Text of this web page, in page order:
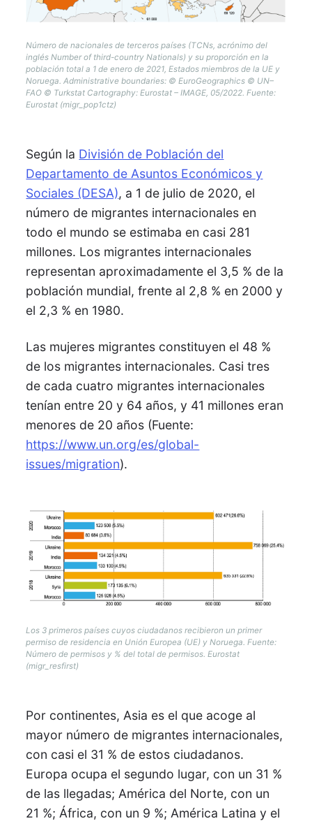
Número de nacionales de terceros países (TCNs, acrónimo del
inglés Number of third-country Nationals) y su proporción en la
población total a 1 de enero de 2021, Estados miembros de la UE y
Noruega. Administrative boundaries: © EuroGeographics © UN–
FAO © Turkstat Cartography: Eurostat – IMAGE, 05/2022.Fuente:
Eurostat (migr_pop1ctz)
Según la División de Población del
Departamento de Asuntos Económicos y
Sociales (DESA), a 1 de julio de 2020, el
número de migrantes internacionales en
todo el mundo se estimaba en casi 281
millones. Los migrantes internacionales
representan aproximadamente el 3,5 % de la
población mundial, frente al 2,8 % en 2000 y
el 2,3 % en 1980.
Las mujeres migrantes constituyen el 48 %
de los migrantes internacionales. Casi tres
de cada cuatro migrantes internacionales
tenían entre 20 y 64 años, y 41 millones eran
menores de 20 años (Fuente:
https://www.un.org/es/global-
issues/migration).
Los 3 primeros países cuyos ciudadanos recibieron un primer
permiso de residencia en Unión Europea (UE) y Noruega. Fuente:
Número de permisos y % del total de permisos. Eurostat
(migr_resfirst)
Por continentes, Asia es el que acoge al
mayor número de migrantes internacionales,
con casi el 31 % de estos ciudadanos.
Europa ocupa el segundo lugar, con un 31 %
de las llegadas; América del Norte, con un
21 %; África, con un 9 %; América Latina y el